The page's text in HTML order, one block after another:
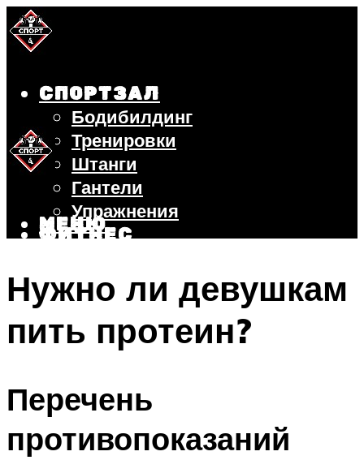
СПОРТЗАЛ
Бодибилдинг
Тренировки
Штанги
Гантели
Упражнения
ФИТНЕС
ВЕЛОСИПЕД
ПОХУДЕНИЕ
МЕНЮ
Нужно ли девушкам
пить протеин?
Перечень
противопоказаний